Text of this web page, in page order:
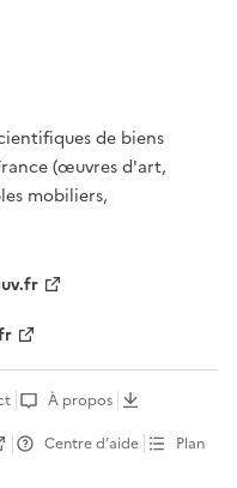
de biens
(œuvres d'art,
mobiliers,
À propos
Centre d’aide
Plan